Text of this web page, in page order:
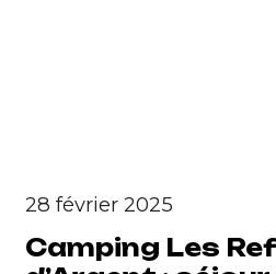
28 février 2025
Camping Les